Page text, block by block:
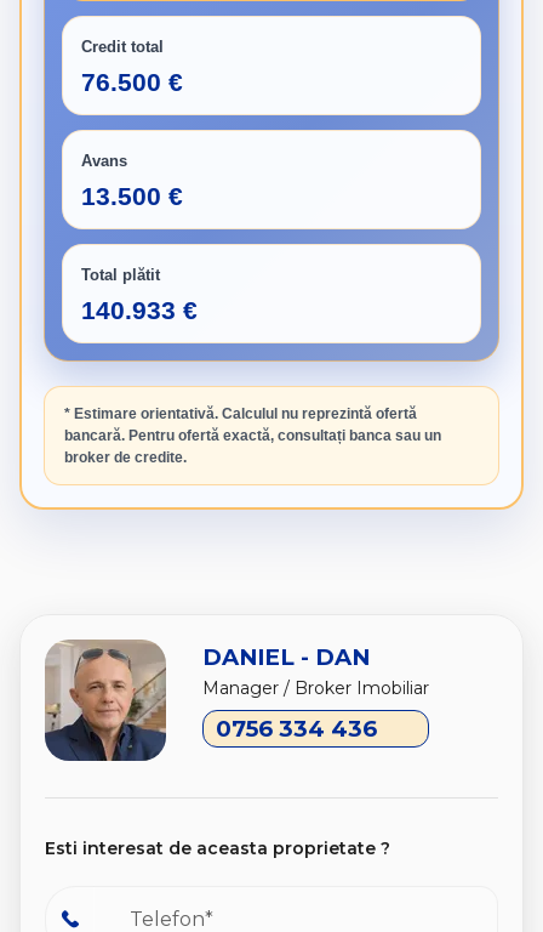
Credit total
76.500 €
Avans
13.500 €
Total plătit
140.933 €
* Estimare orientativă. Calculul nu reprezintă ofertă
bancară. Pentru ofertă exactă, consultați banca sau un
broker de credite.
DANIEL - DAN
Manager / Broker Imobiliar
0756 334 436
Esti interesat de aceasta proprietate ?